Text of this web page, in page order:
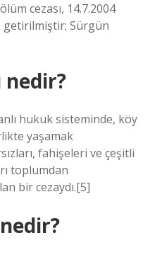
cezası, 14.7.2004
getirilmiştir; Sürgün
nedir?
hukuk sisteminde, köy
yaşamak
fahişeleri ve çeşitli
toplumdan
bir cezaydı.[5]